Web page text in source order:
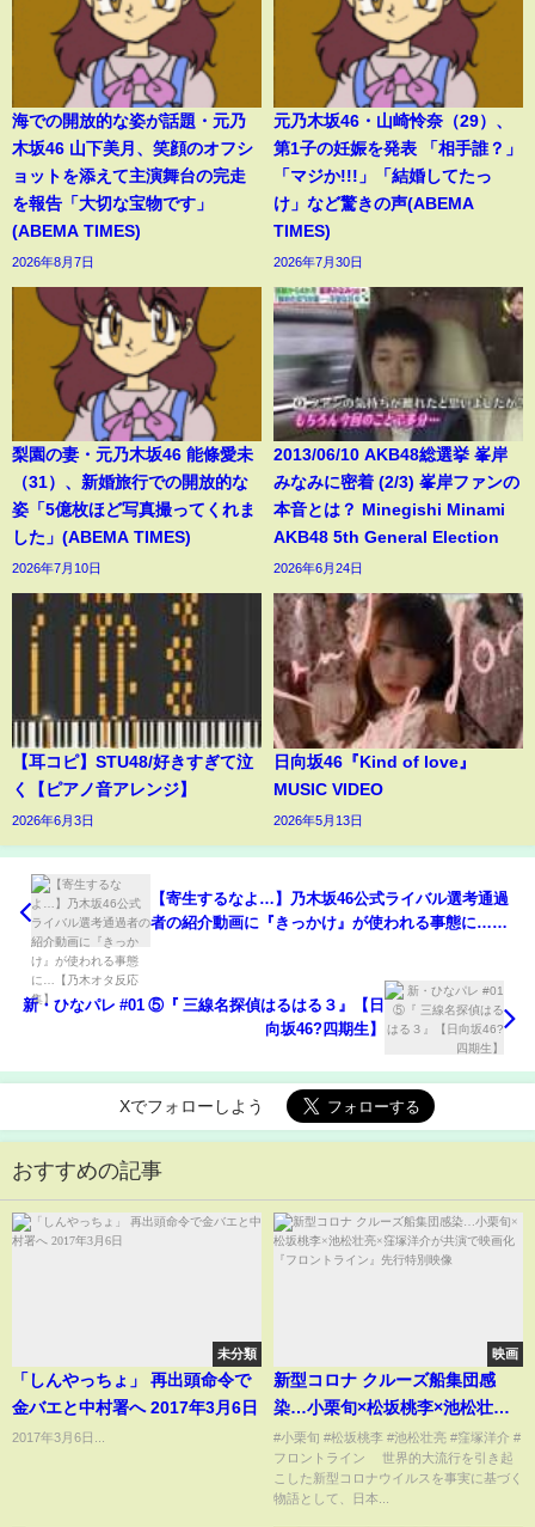
海での開放的な姿が話題・元乃
木坂46 山下美月、笑顔のオフシ
ョットを添えて主演舞台の完走
を報告「大切な宝物です」
(ABEMA TIMES)
2026年8月7日
元乃木坂46・山崎怜奈（29）、
第1子の妊娠を発表 「相手誰？」
「マジか!!!」「結婚してたっ
け」など驚きの声(ABEMA
TIMES)
2026年7月30日
梨園の妻・元乃木坂46 能條愛未
（31）、新婚旅行での開放的な
姿「5億枚ほど写真撮ってくれま
した」(ABEMA TIMES)
2026年7月10日
2013/06/10 AKB48総選挙 峯岸
みなみに密着 (2/3) 峯岸ファンの
本音とは？ Minegishi Minami
AKB48 5th General Election
2026年6月24日
【耳コピ】STU48/好きすぎて泣
く【ピアノ音アレンジ】
2026年6月3日
日向坂46『Kind of love』
MUSIC VIDEO
2026年5月13日
【寄生するなよ…】乃木坂46公式ライバル選考通過
者の紹介動画に『きっかけ』が使われる事態に…
新・ひなパレ #01 ⑤『 三線名探偵はるはる３』【日
向坂46?四期生】
Xでフォローしよう
おすすめの記事
未分類
「しんやっちょ」 再出頭命令で
金バエと中村署へ 2017年3月6日
2017年3月6日...
映画
新型コロナ クルーズ船集団感
染…小栗旬×松坂桃李×池松壮亮×
窪塚洋介が共演で映画化『フロ
ントライン』先行特別映像
#小栗旬 #松坂桃李 #池松壮亮 #窪塚洋介 #
フロントライン 世界的大流行を引き起
こした新型コロナウイルスを事実に基づく
物語として、日本...